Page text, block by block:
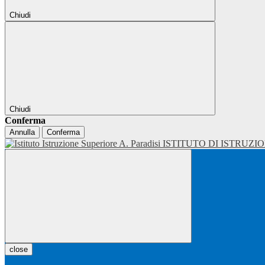
Chiudi
Chiudi
Conferma
Annulla Conferma
ISTITUTO DI
close